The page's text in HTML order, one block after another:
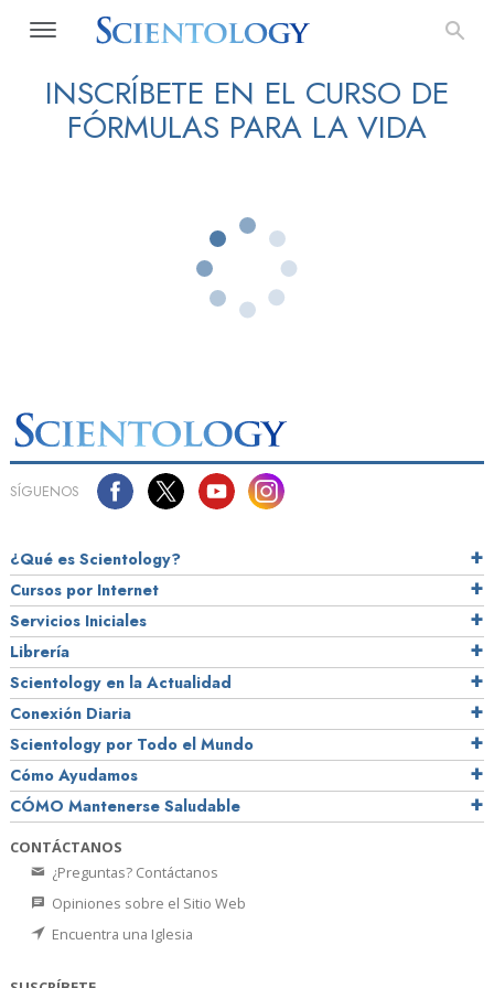
INSCRÍBETE EN EL CURSO DE
FÓRMULAS PARA LA VIDA
SÍGUENOS
¿Qué es Scientology?
Cursos por Internet
Servicios Iniciales
Librería
Scientology en la Actualidad
Conexión Diaria
Scientology por Todo el Mundo
Cómo Ayudamos
CÓMO Mantenerse Saludable
CONTÁCTANOS
¿Preguntas? Contáctanos
Opiniones sobre el Sitio Web
Encuentra una Iglesia